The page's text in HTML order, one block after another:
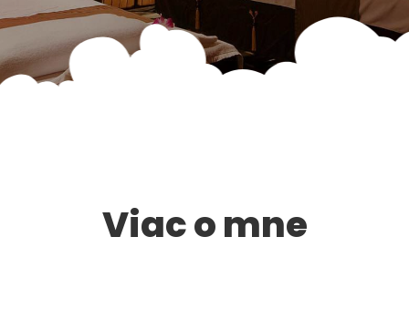
Viac o mne